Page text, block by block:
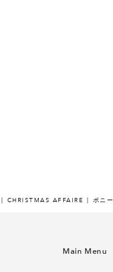
CHRISTMAS AFFAIRE ポニー
Main Menu